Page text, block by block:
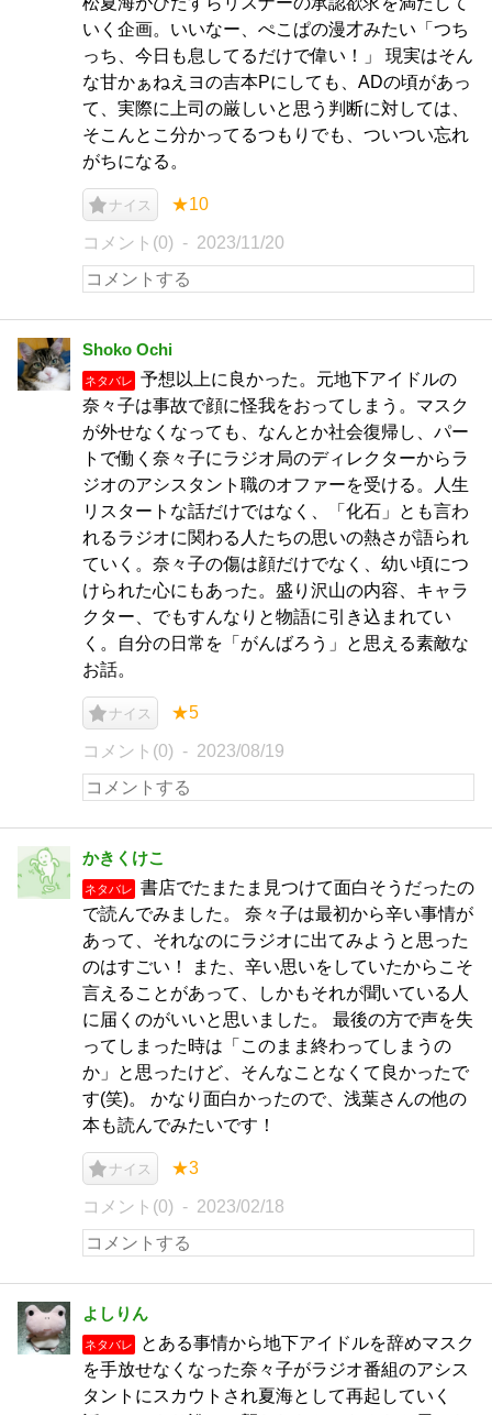
いく企画。いいなー、ぺこぱの漫才みたい「つち
っち、今日も息してるだけで偉い！」 現実はそん
な甘かぁねえヨの吉本Pにしても、ADの頃があっ
て、実際に上司の厳しいと思う判断に対しては、
そこんとこ分かってるつもりでも、ついつい忘れ
がちになる。
ナイス ★10
コメント(0) 2023/11/20
Shoko Ochi
ネタバレ
予想以上に良かった。元地下アイドルの
奈々子は事故で顔に怪我をおってしまう。マスク
が外せなくなっても、なんとか社会復帰し、パー
トで働く奈々子にラジオ局のディレクターからラ
ジオのアシスタント職のオファーを受ける。人生
リスタートな話だけではなく、「化石」とも言わ
れるラジオに関わる人たちの思いの熱さが語られ
ていく。奈々子の傷は顔だけでなく、幼い頃につ
けられた心にもあった。盛り沢山の内容、キャラ
クター、でもすんなりと物語に引き込まれてい
く。自分の日常を「がんばろう」と思える素敵な
お話。
ナイス ★5
コメント(0) 2023/08/19
かきくけこ
ネタバレ
書店でたまたま見つけて面白そうだったの
で読んでみました。 奈々子は最初から辛い事情が
あって、それなのにラジオに出てみようと思った
のはすごい！ また、辛い思いをしていたからこそ
言えることがあって、しかもそれが聞いている人
に届くのがいいと思いました。 最後の方で声を失
ってしまった時は「このまま終わってしまうの
か」と思ったけど、そんなことなくて良かったで
す(笑)。 かなり面白かったので、浅葉さんの他の
本も読んでみたいです！
ナイス ★3
コメント(0) 2023/02/18
よしりん
ネタバレ
とある事情から地下アイドルを辞めマスク
を手放せなくなった奈々子がラジオ番組のアシス
タントにスカウトされ夏海として再起していく